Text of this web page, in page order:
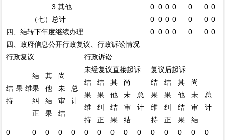
3.其他 0 0 0 0 0 0 0
（七）总计
0 0 0 0 0 0 0
四、结转下年度继续办理
0 0 0 0 0 0 0
四、政府信息公开行政复议、行政诉讼情况
行政复议
行政诉讼
结果维
持
结
果
纠
正
其
他
结
果
尚
未
审
结
总
计
未经复议直接起诉
复议后起诉
结
果
维
持
结
果
纠
正
其
他
结
果
尚
未
审
结
总
计
结
果
维
持
结
果
纠
正
其
他
结
果
尚
未
审
结
总
计
0 0 0 0 0 0 0 0 0 0 0 0 0 0
0